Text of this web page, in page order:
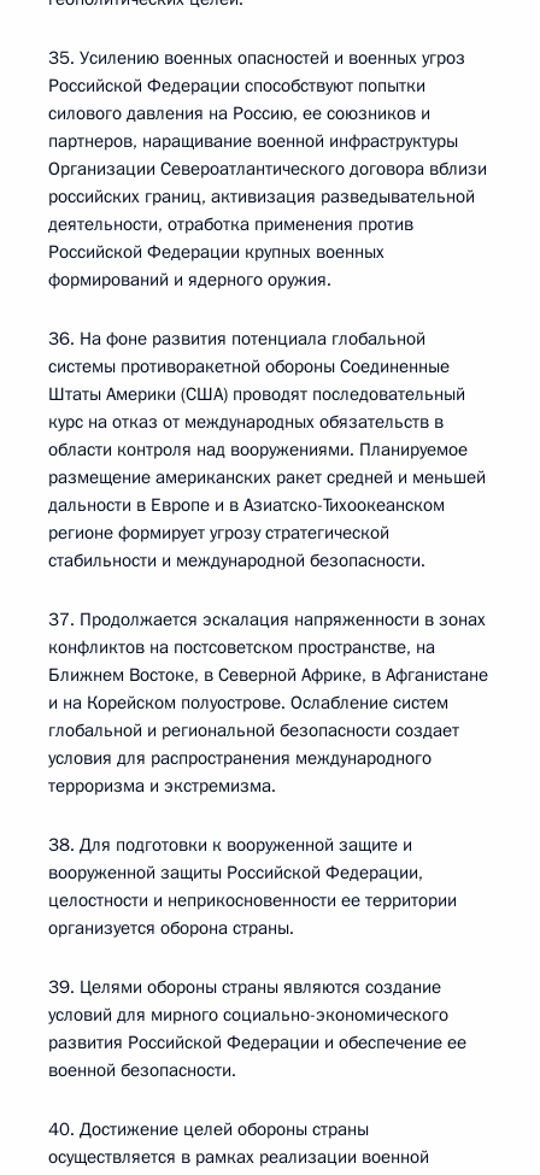
35. Усилению военных опасностей и военных угроз
Российской Федерации способствуют попытки
силового давления на Россию, ее союзников и
партнеров, наращивание военной инфраструктуры
Организации Североатлантического договора вблизи
российских границ, активизация разведывательной
деятельности, отработка применения против
Российской Федерации крупных военных
формирований и ядерного оружия.
36. На фоне развития потенциала глобальной
системы противоракетной обороны Соединенные
Штаты Америки (США) проводят последовательный
курс на отказ от международных обязательств в
области контроля над вооружениями. Планируемое
размещение американских ракет средней и меньшей
дальности в Европе и в Азиатско-Тихоокеанском
регионе формирует угрозу стратегической
стабильности и международной безопасности.
37. Продолжается эскалация напряженности в зонах
конфликтов на постсоветском пространстве, на
Ближнем Востоке, в Северной Африке, в Афганистане
и на Корейском полуострове. Ослабление систем
глобальной и региональной безопасности создает
условия для распространения международного
терроризма и экстремизма.
38. Для подготовки к вооруженной защите и
вооруженной защиты Российской Федерации,
целостности и неприкосновенности ее территории
организуется оборона страны.
39. Целями обороны страны являются создание
условий для мирного социально-экономического
развития Российской Федерации и обеспечение ее
военной безопасности.
40. Достижение целей обороны страны
осуществляется в рамках реализации военной